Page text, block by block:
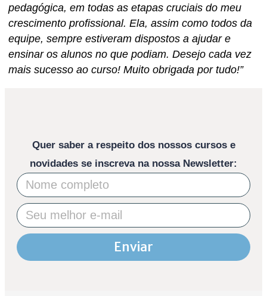
pedagógica, em todas as etapas cruciais do meu
crescimento profissional. Ela, assim como todos da
equipe, sempre estiveram dispostos a ajudar e
ensinar os alunos no que podiam. Desejo cada vez
mais sucesso ao curso! Muito obrigada por tudo!”
Quer saber a respeito dos nossos cursos e
novidades se inscreva na nossa Newsletter:
Enviar